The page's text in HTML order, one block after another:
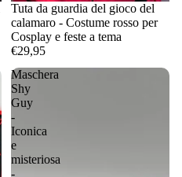
Tuta da guardia del gioco del
calamaro - Costume rosso per
Cosplay e feste a tema
€29,95
Maschera
Shy
Guy
-
Iconica
e
misteriosa
-